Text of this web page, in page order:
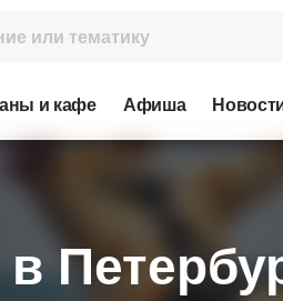
и кафе Афиша